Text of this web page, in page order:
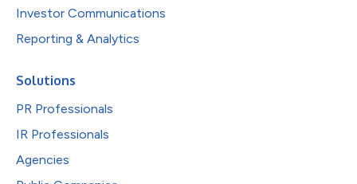
Investor Communications
Reporting & Analytics
Solutions
PR Professionals
IR Professionals
Agencies